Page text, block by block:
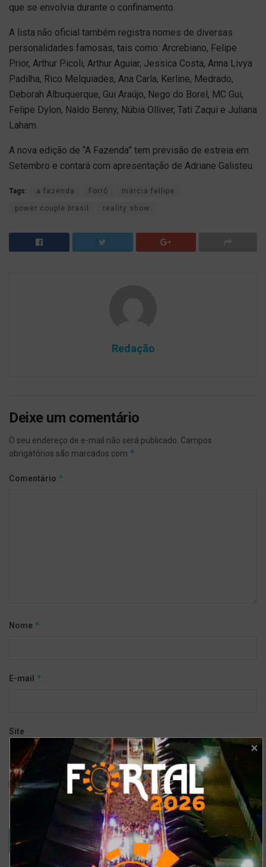
que se envolvia durante o confinamento.
A lista não oficial também registra nomes de diversas
personalidades famosas, tais como: Arcrebiano, Felipe
Prior, Arthur Picoli, Arthur Aguiar, Jessica Costa, Anna Livya
Padilha, Rico Melquiades, Ana Carla, Kerline, Medrado,
Deborah Albuquerque, Gui Araújo, Nego do Borel, MC Gui,
Felipe Dylon, Naldo Benny, Núbia Olliver, Tati Zaqui e Juliana
Laham.
A nova edição de “A Fazenda” tem previsão de estreia em
Setembro e contará com apresentação de Adriane Galisteu.
Tags: a fazenda Forró márcia fellipe
power couple brasil reality show
Redação
Deixe um comentário
O seu endereço de e-mail não será publicado. Campos
obrigatórios são marcados com *
Comentário *
Nome *
E-mail *
Site
Salvar meus dados neste navegador para a próxima vez que eu
comentar.